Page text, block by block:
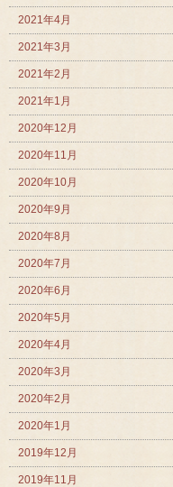
2021年4月
2021年3月
2021年2月
2021年1月
2020年12月
2020年11月
2020年10月
2020年9月
2020年8月
2020年7月
2020年6月
2020年5月
2020年4月
2020年3月
2020年2月
2020年1月
2019年12月
2019年11月